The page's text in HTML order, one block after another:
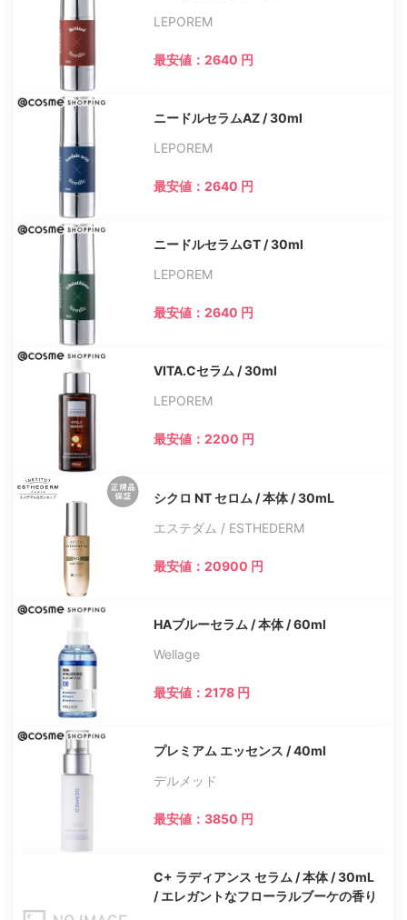
LEPOREM
最安値：2640 円
ニードルセラムAZ / 30ml
LEPOREM
最安値：2640 円
ニードルセラムGT / 30ml
LEPOREM
最安値：2640 円
VITA.Cセラム / 30ml
LEPOREM
最安値：2200 円
シクロ NT セロム / 本体 / 30mL
エステダム / ESTHEDERM
最安値：20900 円
HAブルーセラム / 本体 / 60ml
Wellage
最安値：2178 円
プレミアム エッセンス / 40ml
デルメッド
最安値：3850 円
C+ ラディアンス セラム / 本体 / 30mL
/ エレガントなフローラルブーケの香り